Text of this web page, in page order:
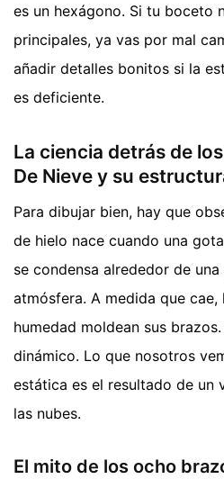
es un hexágono. Si tu boceto
principales, ya vas por mal
añadir detalles bonitos si la
es deficiente.
La ciencia detrás de
De Nieve y su
Para dibujar bien, hay que
de hielo nace cuando una
se condensa alrededor de
atmósfera. A medida que
humedad moldean sus
dinámico. Lo que nosotros
estática es el resultado de un
las nubes.
El mito de los ocho